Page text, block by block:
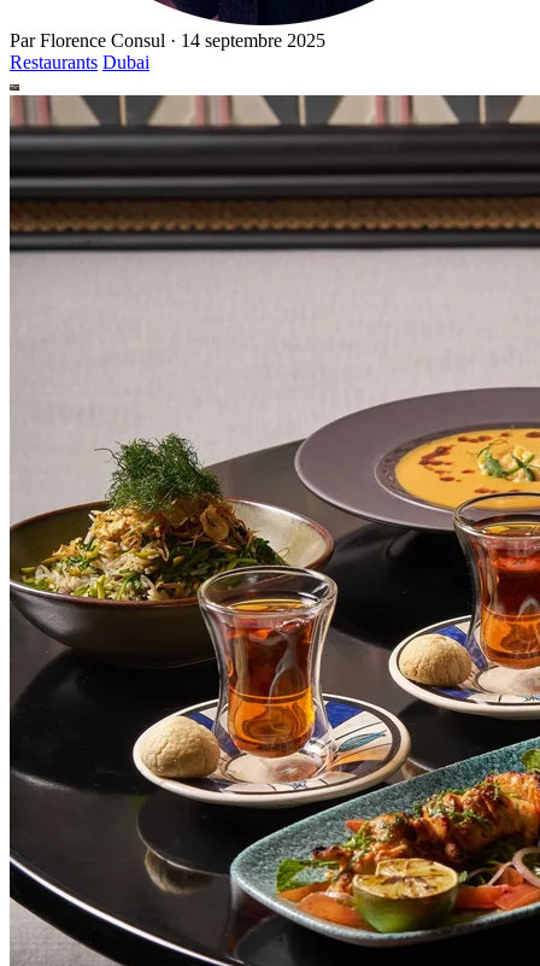
ParFlorence Consul · 14 septembre 2025
Restaurants Dubai